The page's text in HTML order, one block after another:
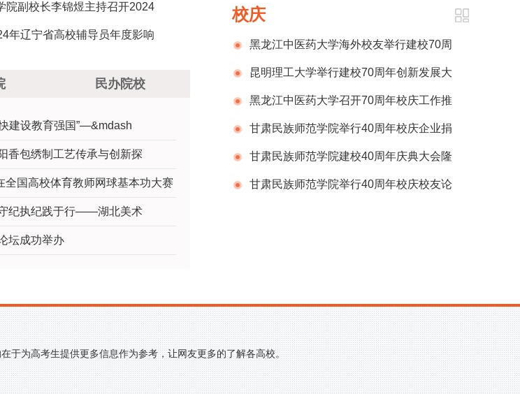
院副校长李锦煜主持召开2024
及学科专项评价工作安排会
年辽宁省高校辅导员年度影响
民办院校
建设教育强国”—&mdash
包绣制工艺传承与创新探
全国高校体育教师网球基本功大赛
纪执纪践于行——湖北美术
坛成功举办
校庆
黑龙江中医药大学海外校友举行建校70周
年庆祝活动
昆明理工大学举行建校70周年创新发展大
会 黑龙江中医药大学召开70周年校庆工作推
进会议甘肃民族师范学院举行40周年校庆企业捐
赠仪式甘肃民族师范学院建校40周年庆典大会隆
重举行甘肃民族师范学院举行40周年校庆校友论
于为高考生提供更多信息作为参考，让网友更多的了解各高校。